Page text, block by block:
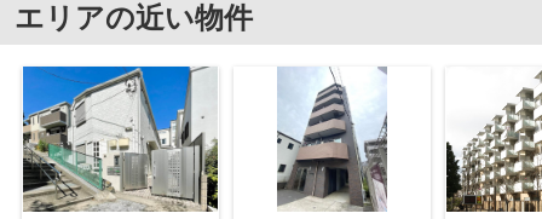
エリアの近い物件